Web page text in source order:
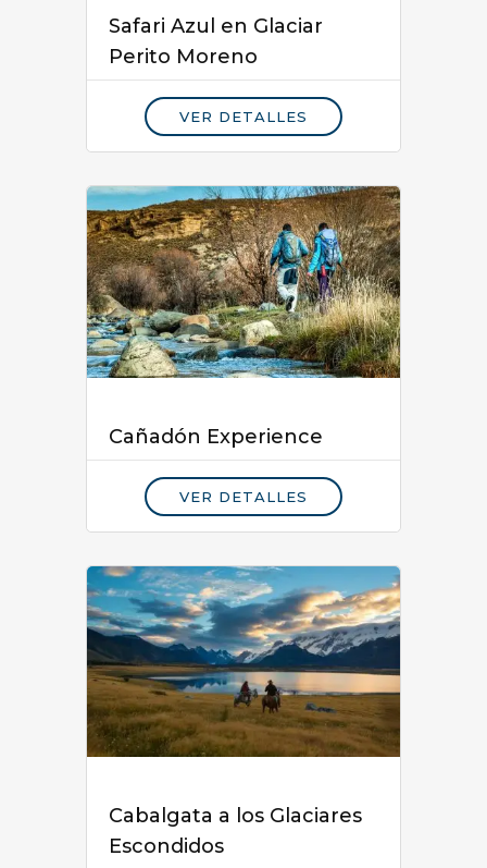
Safari Azul en Glaciar
Perito Moreno
VER DETALLES
Cañadón Experience
VER DETALLES
Cabalgata a los Glaciares
Escondidos